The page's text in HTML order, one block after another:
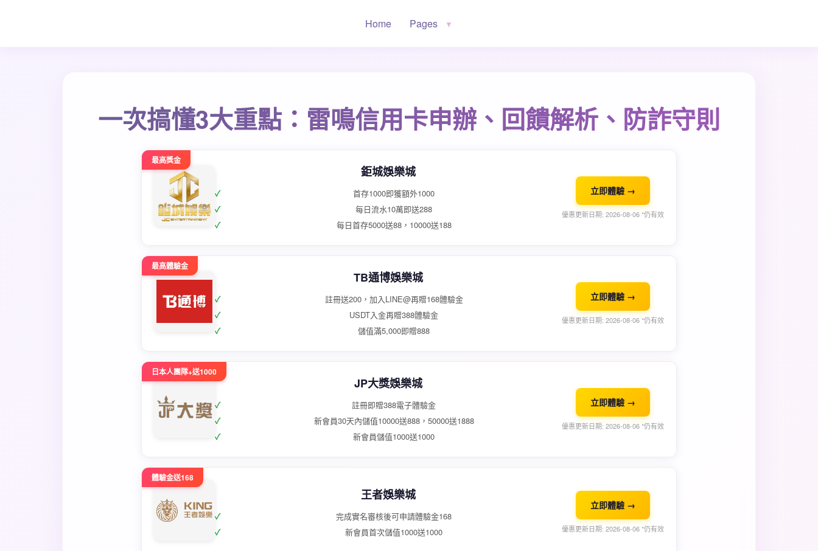
Home Pages ▼
一次搞懂3大重點：雷鳴信用卡申辦、回饋解析、防詐守則
最高獎金
鉅城娛樂城
首存1000即獲額外1000
每日流水10萬即送288
每日首存5000送88，10000送188
立即體驗 →
優惠更新日期: 2026-08-06 *仍有效
最高體驗金
TB通博娛樂城
註冊送200，加入LINE@再贈168體驗金
USDT入金再贈388體驗金
儲值滿5,000即贈888
立即體驗 →
優惠更新日期: 2026-08-06 *仍有效
日本人團隊+送1000
JP大獎娛樂城
註冊即贈388電子體驗金
新會員30天內儲值10000送888，50000送1888
新會員儲值1000送1000
立即體驗 →
優惠更新日期: 2026-08-06 *仍有效
體驗金送168
王者娛樂城
完成實名審核後可申請體驗金168
新會員首次儲值1000送1000
立即體驗 →
優惠更新日期: 2026-08-06 *仍有效